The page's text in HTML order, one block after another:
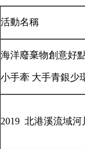
活動名稱
海洋廢棄物創意好
小手牽 大手青銀少
2019 北港溪流域